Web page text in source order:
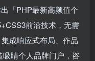
「PHP最新高颜值个
前沿技术，无需
成响应式布局、作品
睛个人品牌门户，咨